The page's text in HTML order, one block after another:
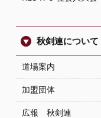
秋剣連について
道場案内
加盟団体
広報 秋剣連